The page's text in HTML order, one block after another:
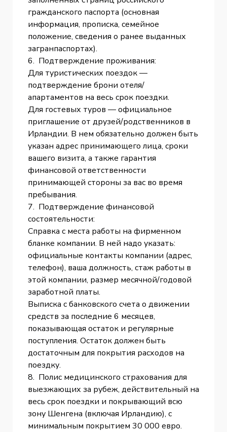
гражданского паспорта (основная
информация, прописка, семейное
положение, сведения о ранее выданных
загранпаспортах).
6. Подтверждение проживания:
Для туристических поездок —
подтверждение брони отеля/
апартаментов на весь срок поездки.
Для гостевых туров — официальное
приглашение от друзей/родственников в
Ирландии. В нем обязательно должен быть
указан адрес принимающего лица, сроки
вашего визита, а также гарантия
финансовой ответственности
принимающей стороны за вас во время
пребывания.
7. Подтверждение финансовой
состоятельности:
Справка с места работы на фирменном
бланке компании. В ней надо указать:
официальные контакты компании (адрес,
телефон), ваша должность, стаж работы в
этой компании, размер месячной/годовой
заработной платы.
Выписка с банковского счета о движении
средств за последние 6 месяцев,
показывающая остаток и регулярные
поступления. Остаток должен быть
достаточным для покрытия расходов на
поездку.
8. Полис медицинского страхования для
выезжающих за рубеж, действительный на
весь срок поездки и покрывающий всю
зону Шенгена (включая Ирландию), с
минимальным покрытием 30 000 евро.